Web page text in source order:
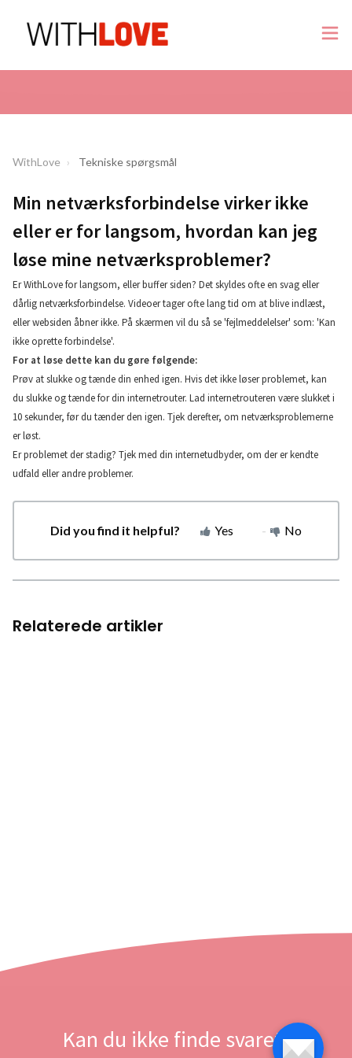
WithLove Tekniske spørgsmål
Min netværksforbindelse virker ikke
eller er for langsom, hvordan kan jeg
løse mine netværksproblemer?
Er WithLove for langsom, eller buffer siden? Det skyldes ofte en svag eller
dårlig netværksforbindelse. Videoer tager ofte lang tid om at blive indlæst,
eller websiden åbner ikke. På skærmen vil du så se 'fejlmeddelelser' som: 'Kan
ikke oprette forbindelse'.
For at løse dette kan du gøre følgende:
Prøv at slukke og tænde din enhed igen. Hvis det ikke løser problemet, kan
du slukke og tænde for din internetrouter. Lad internetrouteren være slukket i
10 sekunder, før du tænder den igen. Tjek derefter, om netværksproblemerne
er løst.
Er problemet der stadig? Tjek med din internetudbyder, om der er kendte
udfald eller andre problemer.
Did you find it helpful? Yes No
Relaterede artikler
Kan du ikke finde svaret?